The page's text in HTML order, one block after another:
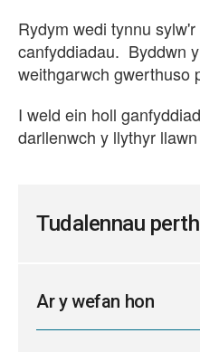
Rydym wedi tynnu
canfyddiadau. Byddwn
weithgarwch gwerthuso
I weld ein holl
darllenwch y llythyr
Tudalennau
Ar y wefan hon